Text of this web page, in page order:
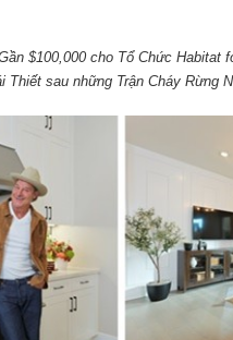
$100,000 cho Tổ Chức Habitat
sau những Trận Cháy Rừng